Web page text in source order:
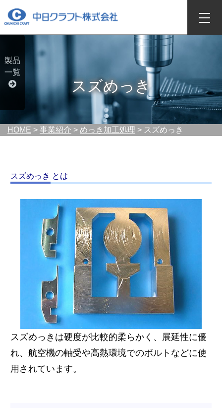
スズめっき
HOME > 事業紹介 > めっき加工処理 > スズめっき
製品
一覧
スズめっき とは
スズめっきは硬度が比較的柔らかく、展延性に優
れ、航空機の軸受や高熱環境でのボルトなどに使
用されています。